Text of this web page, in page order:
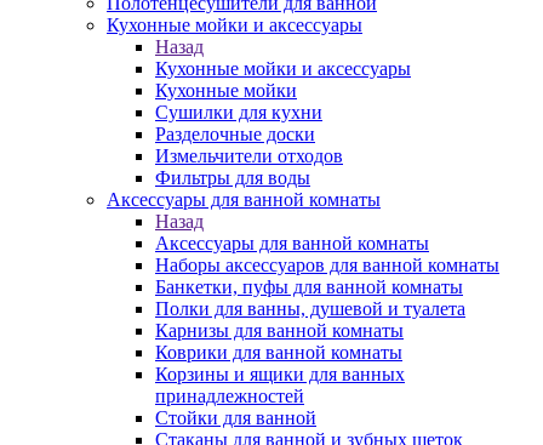
Кухонные мойки и аксессуары
Назад
Кухонные мойки и аксессуары
Кухонные мойки
Сушилки для кухни
Разделочные доски
Измельчители отходов
Фильтры для воды
Аксессуары для ванной комнаты
Назад
Аксессуары для ванной комнаты
Наборы аксессуаров для ванной комнаты
Банкетки, пуфы для ванной комнаты
Полки для ванны, душевой и туалета
Карнизы для ванной комнаты
Коврики для ванной комнаты
Корзины и ящики для ванных
принадлежностей
Стойки для ванной
Стаканы для ванной и зубных щеток